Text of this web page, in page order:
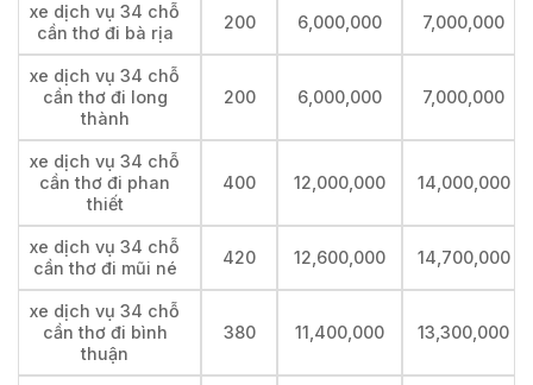
xe dịch vụ 34 chỗ
cần thơ đi bà rịa
200 6,000,000 7,000,000
xe dịch vụ 34 chỗ
cần thơ đi long
thành
200 6,000,000 7,000,000
xe dịch vụ 34 chỗ
cần thơ đi phan
thiết
400 12,000,000 14,000,000
xe dịch vụ 34 chỗ
cần thơ đi mũi né
420 12,600,000 14,700,000
xe dịch vụ 34 chỗ
cần thơ đi bình
thuận
380 11,400,000 13,300,000